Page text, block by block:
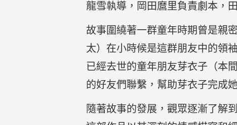
龍雪執導，岡田麿里負責劇本，
故事圍繞著一群童年時期曾是親
太）在小時候是這群朋友中的領
已經去世的童年朋友芽衣子（本
的好友們聯繫，幫助芽衣子完成
隨著故事的發展，觀眾逐漸了解